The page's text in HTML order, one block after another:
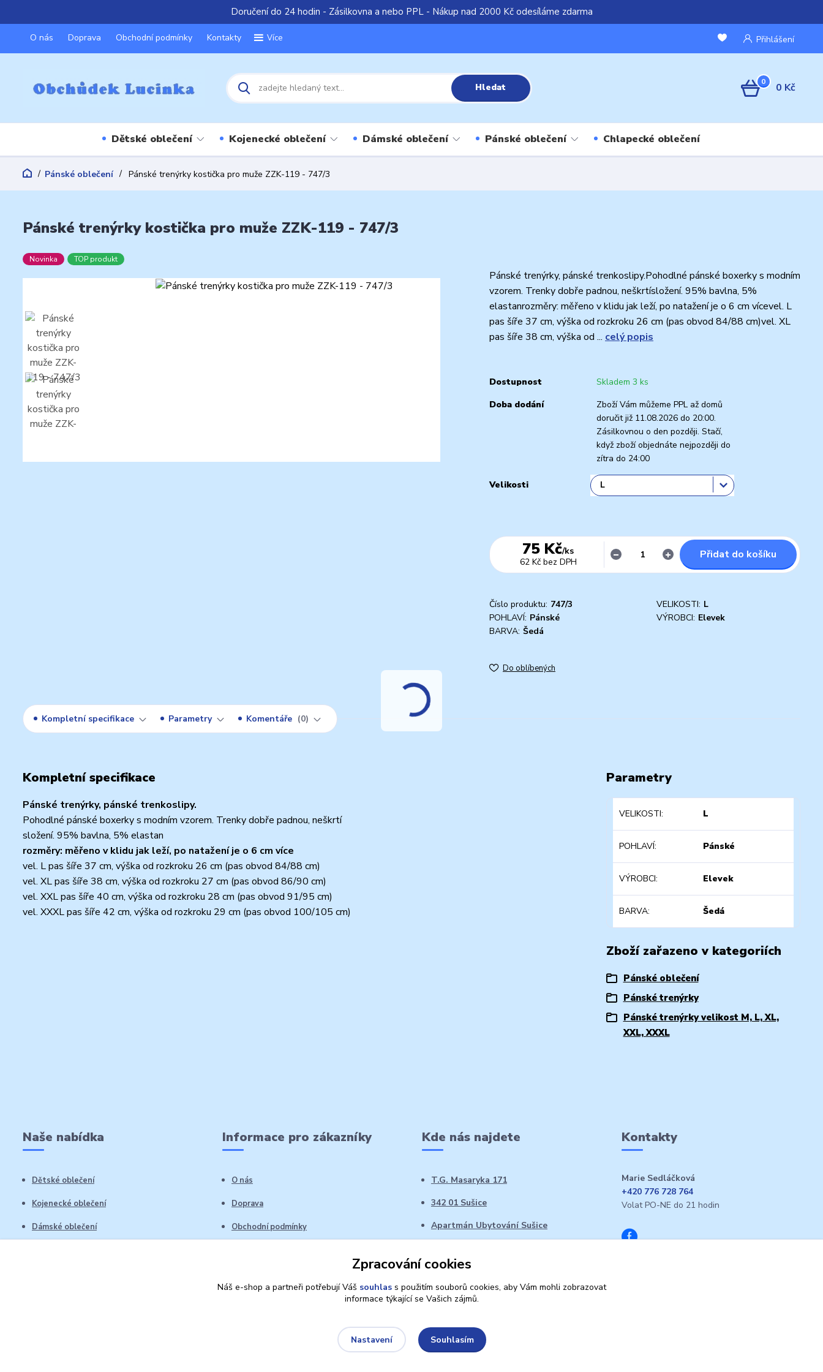
Doručení do 24 hodin - Zásilkovna a nebo PPL - Nákup nad 2000 Kč odesíláme zdarma
O nás Doprava Obchodní podmínky Kontakty Více Přihlášení
Hledat 0 0 Kč
Dětské oblečení Kojenecké oblečení Dámské oblečení Pánské oblečení Chlapecké oblečení
Pánské oblečení Pánské trenýrky kostička pro muže ZZK-119 - 747/3
Pánské trenýrky kostička pro muže ZZK-119 - 747/3
Novinka TOP produkt
Pánské trenýrky, pánské trenkoslipy.Pohodlné pánské boxerky s modním
vzorem. Trenky dobře padnou, neškrtísložení. 95% bavlna, 5%
elastanrozměry: měřeno v klidu jak leží, po natažení je o 6 cm vícevel. L
pas šíře 37 cm, výška od rozkroku 26 cm (pas obvod 84/88 cm)vel. XL
pas šíře 38 cm, výška od ... celý popis
Dostupnost
Skladem 3 ks
Doba dodání
Zboží Vám můžeme PPL až domů
doručit již 11.08.2026 do 20:00.
Zásilkovnou o den později. Stačí,
když zboží objednáte nejpozději do
zítra do 24:00
Velikosti
75 Kč/ks
62 Kč bez DPH
Přidat do košíku
Číslo produktu: 747/3 VELIKOSTI: L
POHLAVÍ: Pánské VÝROBCI: Elevek
BARVA: Šedá
Do oblíbených
Kompletní specifikace Parametry Komentáře 0
Kompletní specifikace
Pánské trenýrky, pánské trenkoslipy.
Pohodlné pánské boxerky s modním vzorem. Trenky dobře padnou, neškrtí
složení. 95% bavlna, 5% elastan
rozměry: měřeno v klidu jak leží, po natažení je o 6 cm více
vel. L pas šíře 37 cm, výška od rozkroku 26 cm (pas obvod 84/88 cm)
vel. XL pas šíře 38 cm, výška od rozkroku 27 cm (pas obvod 86/90 cm)
vel. XXL pas šíře 40 cm, výška od rozkroku 28 cm (pas obvod 91/95 cm)
vel. XXXL pas šíře 42 cm, výška od rozkroku 29 cm (pas obvod 100/105 cm)
Parametry
VELIKOSTI L
POHLAVÍ Pánské
VÝROBCI Elevek
BARVA Šedá
Zboží zařazeno v kategoriích
Pánské oblečení
Pánské trenýrky
Pánské trenýrky velikost M, L, XL,
XXL, XXXL
Naše nabídka
Dětské oblečení
Kojenecké oblečení
Dámské oblečení
Informace pro zákazníky
O nás
Doprava
Obchodní podmínky
Kde nás najdete
T.G. Masaryka 171
342 01 Sušice
Apartmán Ubytování Sušice
Kontakty
Marie Sedláčková
+420 776 728 764
Volat PO-NE do 21 hodin
Zpracování cookies
Náš e-shop a partneři potřebují Váš souhlass použitím souborů cookies, aby Vám mohli zobrazovat
informace týkající se Vašich zájmů.
Nastavení Souhlasím